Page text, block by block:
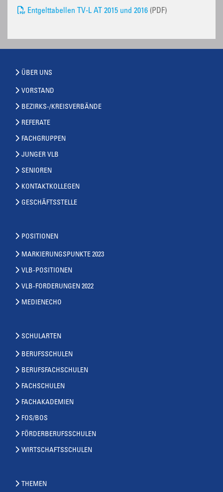
Entgelttabellen TV-L AT 2015 und 2016 (PDF)
ÜBER UNS
VORSTAND
BEZIRKS-/KREISVERBÄNDE
REFERATE
FACHGRUPPEN
JUNGER VLB
SENIOREN
KONTAKTKOLLEGEN
GESCHÄFTSSTELLE
POSITIONEN
MARKIERUNGSPUNKTE 2023
VLB-POSITIONEN
VLB-FORDERUNGEN 2022
MEDIENECHO
SCHULARTEN
BERUFSSCHULEN
BERUFSFACHSCHULEN
FACHSCHULEN
FACHAKADEMIEN
FOS/BOS
FÖRDERBERUFSSCHULEN
WIRTSCHAFTSSCHULEN
THEMEN